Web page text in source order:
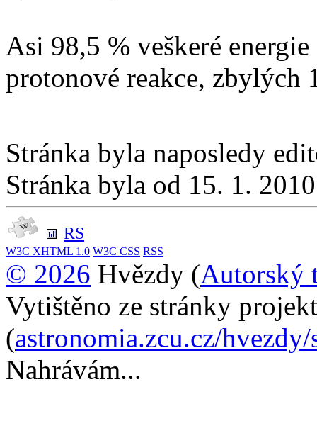
Asi 98,5 % veškeré
protonové reakce, zbylých
Stránka byla naposledy
Stránka byla od 15. 1.
RS
W3C XHTML 1.0 W3C CSS RSS
© 2026 Hvězdy (Autorský
Vytištěno ze stránky
(astronomia.zcu.cz/
Nahrávám...